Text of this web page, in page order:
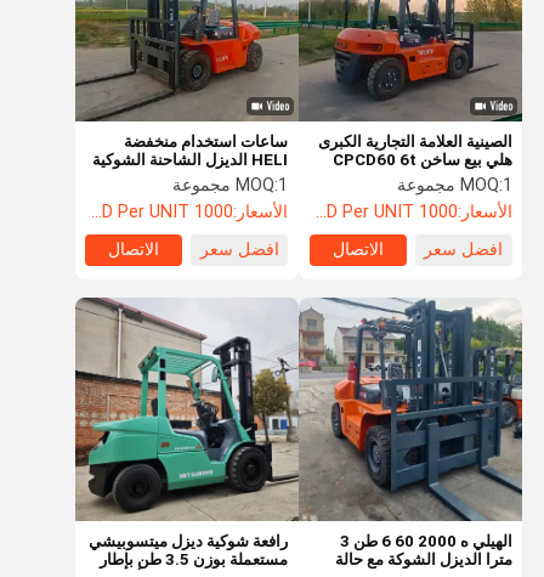
منزل المنتجات أشرطة فيديو حول بنا
الصينية العلامة التجارية الكبرى
هلي بيع ساخن CPCD60 6t
شاحنة جانبية شاحنة ديزل في
المخزون
MOQ:1 مجموعة
الأسعار:1000 USD Per UNIT
افضل سعر
الاتصال
ساعات استخدام منخفضة
HELI الديزل الشاحنة الشوكية
6 طن الشاحنة الشوكية جودة
أصلية أداء مستقر
MOQ:1 مجموعة
الأسعار:1000 USD Per UNIT
افضل سعر
الاتصال
الهيلي ه 2000 60 6 طن 3
مترا الديزل الشوكة مع حالة
رافعة شوكية ديزل ميتسوبيشي
مستعملة بوزن 3.5 طن بإطار